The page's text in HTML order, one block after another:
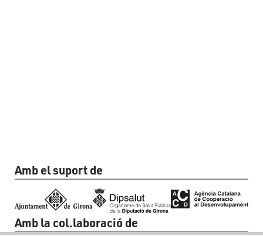
Amb el suport de
Amb la col.laboració de